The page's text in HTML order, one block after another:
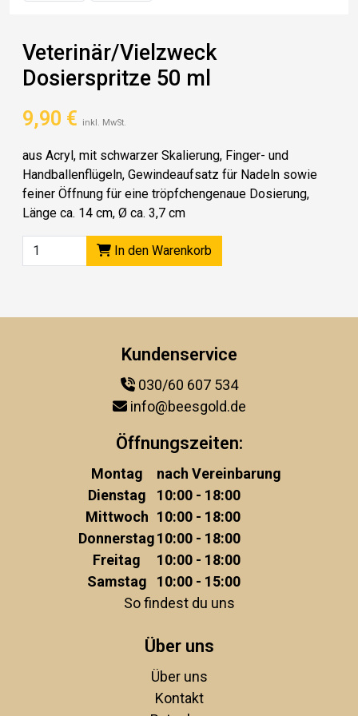
Veterinär/Vielzweck
Dosierspritze 50 ml
9,90 € inkl. MwSt.
aus Acryl, mit schwarzer Skalierung, Finger- und
Handballenflügeln, Gewindeaufsatz für Nadeln sowie
feiner Öffnung für eine tröpfchengenaue Dosierung,
Länge ca. 14 cm, Ø ca. 3,7 cm
In den Warenkorb
Kundenservice
030/60 607 534
info@beesgold.de
Öffnungszeiten:
Montag
nach Vereinbarung
Dienstag
10:00 - 18:00
Mittwoch 10:00 - 18:00
Donnerstag10:00 - 18:00
Freitag
10:00 - 18:00
Samstag
10:00 - 15:00
So findest du uns
Über uns
Über uns
Kontakt